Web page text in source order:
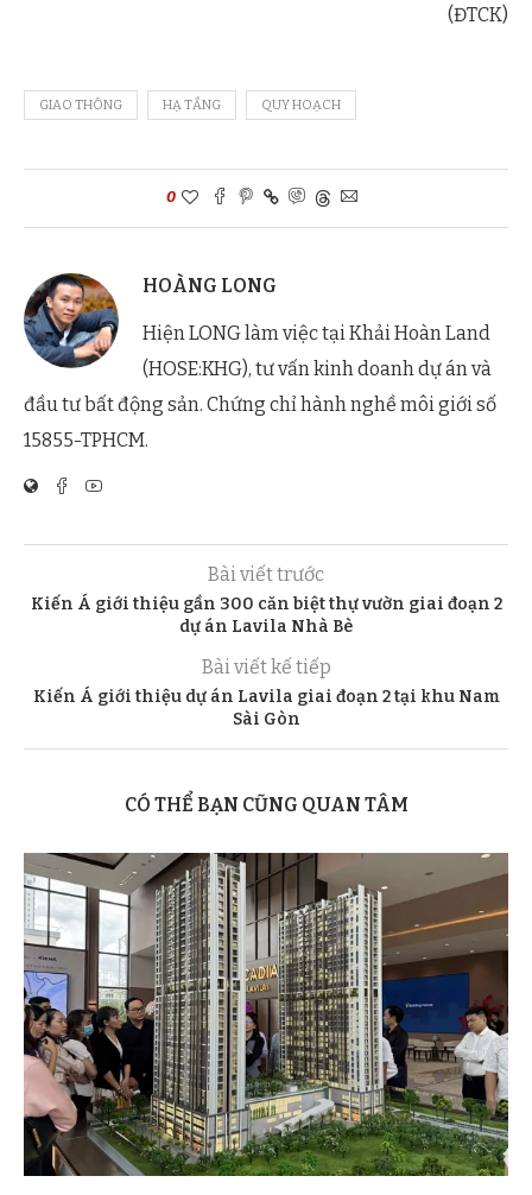
(ĐTCK)
GIAO THÔNG HẠ TẦNG QUY HOẠCH
0
HOÀNG LONG
Hiện LONG làm việc tại Khải Hoàn Land
(HOSE:KHG), tư vấn kinh doanh dự án và
đầu tư bất động sản. Chứng chỉ hành nghề môi giới số
15855-TPHCM.
Bài viết trước
Kiến Á giới thiệu gần 300 căn biệt thự vườn giai đoạn 2
dự án Lavila Nhà Bè
Bài viết kế tiếp
Kiến Á giới thiệu dự án Lavila giai đoạn 2 tại khu Nam
Sài Gòn
CÓ THỂ BẠN CŨNG QUAN TÂM